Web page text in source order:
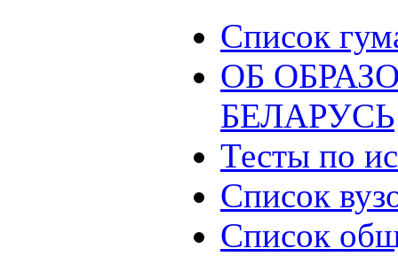
Список
ОБ
БЕЛАРУСЬ
Тесты по
Список
Список